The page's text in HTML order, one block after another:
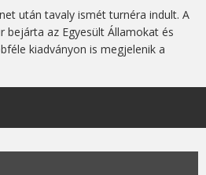
után tavaly ismét turnéra indult. A
bejárta az Egyesült Államokat és
kiadványon is megjelenik a